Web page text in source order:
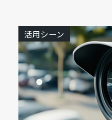
活用シーン